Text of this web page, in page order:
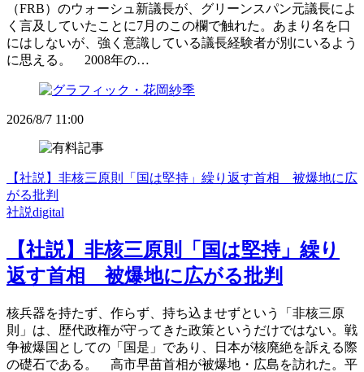
（FRB）のウォーシュ新議長が、グリーンスパン元議長によ
く言及していたことに7月のこの欄で触れた。あまり名を口
にはしないが、強く意識している議長経験者が別にいるよう
に思える。 2008年の…
2026/8/7 11:00
【社説】非核三原則「国は堅持」繰り返す首相 被爆地に広
がる批判
社説digital
【社説】非核三原則「国は堅持」繰り
返す首相 被爆地に広がる批判
核兵器を持たず、作らず、持ち込ませずという「非核三原
則」は、歴代政権が守ってきた政策というだけではない。戦
争被爆国としての「国是」であり、日本が核廃絶を訴える際
の礎石である。 高市早苗首相が被爆地・広島を訪れた。平